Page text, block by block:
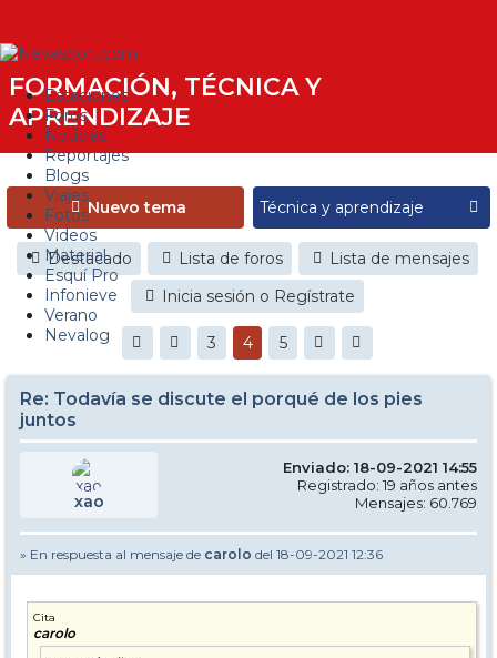
Estaciones
Foros
Noticias
Reportajes
Blogs
Viajes
Fotos
Videos
Material
Esquí Pro
Infonieve
Verano
Nevalog
FORMACIÓN, TÉCNICA Y
APRENDIZAJE
Nuevo tema
Destacado Lista de foros
Lista de mensajes
Inicia sesión o Regístrate
3 4 5
Re: Todavía se discute el porqué de los pies
juntos
xao
Enviado: 18-09-2021 14:55
Registrado: 19 años antes
Mensajes: 60.769
» En respuesta al mensaje de carolo del 18-09-2021 12:36
Cita
carolo